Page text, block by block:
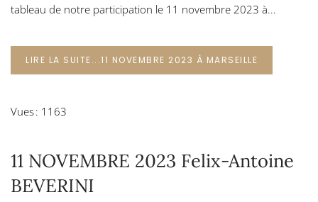
tableau de notre participation le 11 novembre 2023 à...
LIRE LA SUITE...11 NOVEMBRE 2023 À MARSEILLE
Vues : 1163
11 NOVEMBRE 2023 Felix-Antoine
BEVERINI